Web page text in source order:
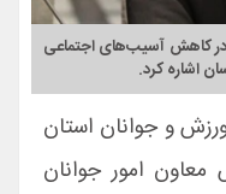
کاهش آسیب‌های اجتماعی
اشاره کرد.
و جوانان استان
امور جوانان